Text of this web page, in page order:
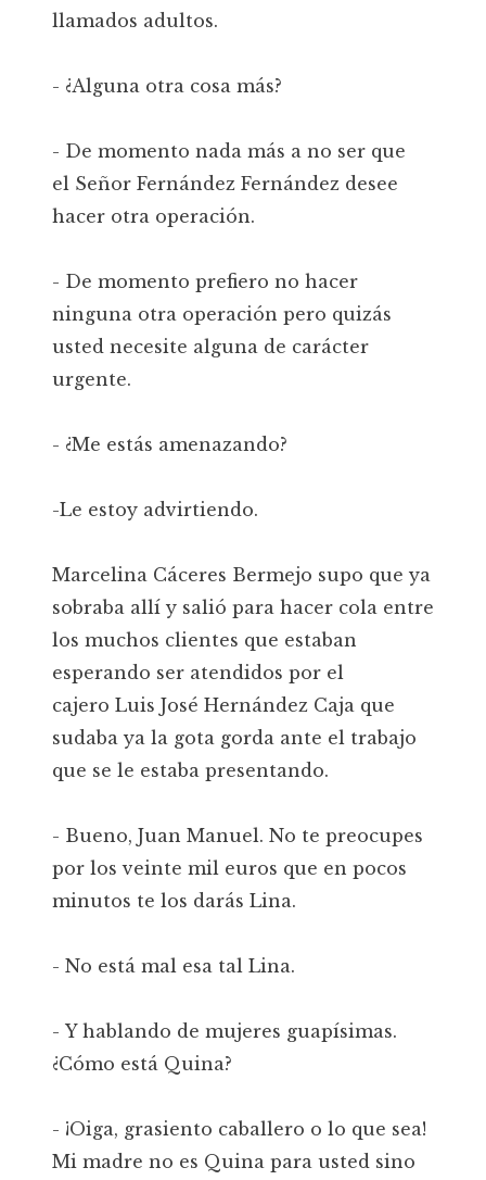
llamados adultos.
- ¿Alguna otra cosa más?
- De momento nada más a no ser que
el Señor Fernández Fernández desee
hacer otra operación.
- De momento prefiero no hacer
ninguna otra operación pero quizás
usted necesite alguna de carácter
urgente.
- ¿Me estás amenazando?
-Le estoy advirtiendo.
Marcelina Cáceres Bermejo supo que ya
sobraba allí y salió para hacer cola entre
los muchos clientes que estaban
esperando ser atendidos por el
cajero Luis José Hernández Caja que
sudaba ya la gota gorda ante el trabajo
que se le estaba presentando.
- Bueno, Juan Manuel. No te preocupes
por los veinte mil euros que en pocos
minutos te los darás Lina.
- No está mal esa tal Lina.
- Y hablando de mujeres guapísimas.
¿Cómo está Quina?
- ¡Oiga, grasiento caballero o lo que sea!
Mi madre no es Quina para usted sino